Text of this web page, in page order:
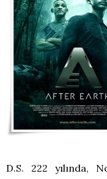
D.S. 222 yılında,